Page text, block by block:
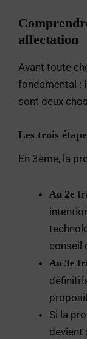
affectation
Avant toute
fondamental :
sont deux
Les trois
En 3ème, la
Au 2e
conseil
Au 3e
Si la
devient